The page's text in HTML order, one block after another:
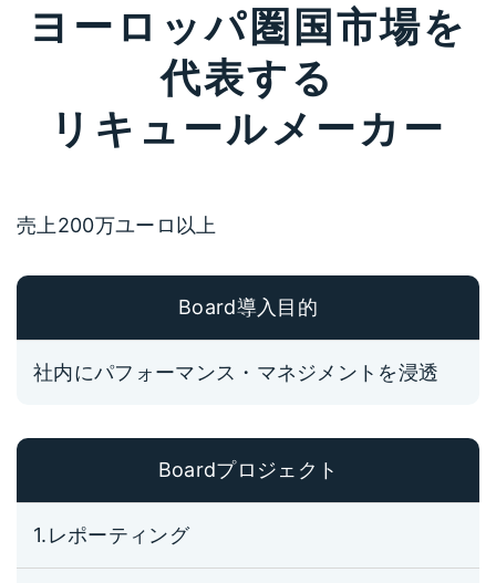
ヨーロッパ圏国市場を
代表する
リキュールメーカー
売上200万ユーロ以上
Board導入目的
社内にパフォーマンス・マネジメントを浸透
Boardプロジェクト
1.レポーティング